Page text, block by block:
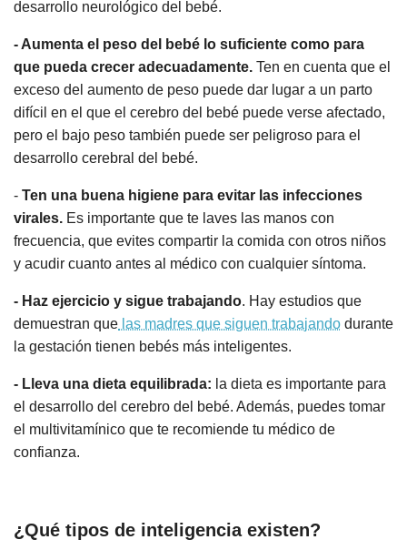
desarrollo neurológico del bebé.
- Aumenta el peso del bebé lo suficiente como para
que pueda crecer adecuadamente. Ten en cuenta que el
exceso del aumento de peso puede dar lugar a un parto
difícil en el que el cerebro del bebé puede verse afectado,
pero el bajo peso también puede ser peligroso para el
desarrollo cerebral del bebé.
- Ten una buena higiene para evitar las infecciones
virales. Es importante que te laves las manos con
frecuencia, que evites compartir la comida con otros niños
y acudir cuanto antes al médico con cualquier síntoma.
- Haz ejercicio y sigue trabajando. Hay estudios que
demuestran que las madres que siguen trabajando durante
la gestación tienen bebés más inteligentes.
- Lleva una dieta equilibrada: la dieta es importante para
el desarrollo del cerebro del bebé. Además, puedes tomar
el multivitamínico que te recomiende tu médico de
confianza.
¿Qué tipos de inteligencia existen?